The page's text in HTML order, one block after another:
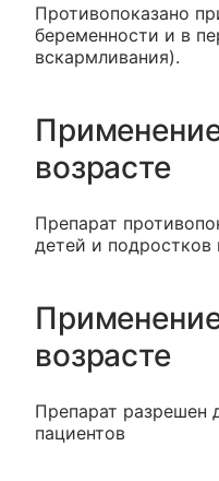
Противопоказано
беременности и в
вскармливания).
возрасте
Препарат
детей и подростков
возрасте
Препарат разрешен
пациентов